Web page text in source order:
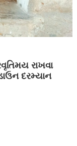
રાખવા
દરમ્યાન